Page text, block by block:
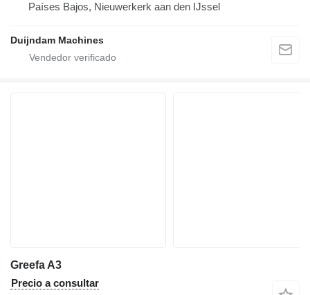
Países Bajos, Nieuwerkerk aan den IJssel
Duijndam Machines
Greefa A3
Precio a consultar